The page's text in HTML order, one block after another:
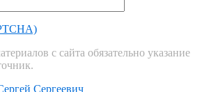
с сайта обязательно указание
Сергеевич